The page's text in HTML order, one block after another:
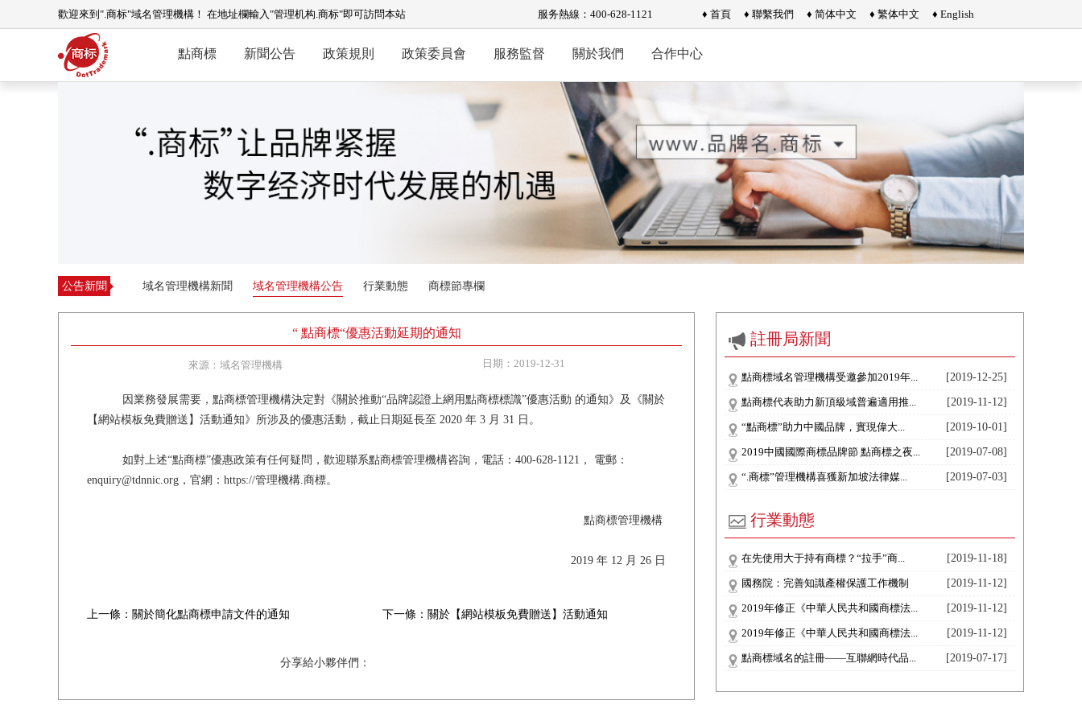
歡迎來到".商标"域名管理機構！ 在地址欄輸入"管理机构.商标"即可訪問本站 服务熱線：400-628-1121 ♦ 首頁 ♦ 聯繫我們 ♦ 简体中文 ♦ 繁体中文 ♦ English
點商標 新聞公告 政策規則 政策委員會 服務監督 關於我們 合作中心
公告新聞 域名管理機構新聞 域名管理機構公告 行業動態 商標節專欄
“ 點商標“優惠活動延期的通知
來源：域名管理機構 日期：2019-12-31
因業務發展需要，點商標管理機構決定對《關於推動“品牌認證上網用點商標標識”優惠活動 的通知》及《關於
【網站模板免費贈送】活動通知》所涉及的優惠活動，截止日期延長至 2020 年 3 月 31 日。
如對上述“點商標”優惠政策有任何疑問，歡迎聯系點商標管理機構咨詢，電話：400-628-1121， 電郵：
enquiry@tdnnic.org，官網：https://管理機構.商標。
點商標管理機構
2019 年 12 月 26 日
上一條：關於簡化點商標申請文件的通知 下一條：關於【網站模板免費贈送】活動通知
分享給小夥伴們：
註冊局新聞
點商標域名管理機構受邀參加2019年... [2019-12-25]
點商標代表助力新頂級域普遍適用推... [2019-11-12]
“點商標”助力中國品牌，實現偉大... [2019-10-01]
2019中國國際商標品牌節 點商標之夜... [2019-07-08]
“.商標”管理機構喜獲新加坡法律媒... [2019-07-03]
行業動態
在先使用大于持有商標？“拉手”商... [2019-11-18]
國務院：完善知識產權保護工作機制 [2019-11-12]
2019年修正《中華人民共和國商標法... [2019-11-12]
2019年修正《中華人民共和國商標法... [2019-11-12]
點商標域名的註冊——互聯網時代品... [2019-07-17]